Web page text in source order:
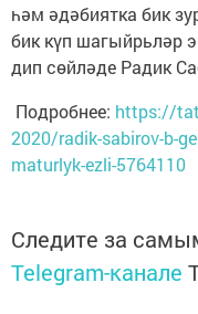
һәм әдәбиятка бик
бик күп шагыйрьләр
дип сөйләде Радик
Подробнее: https://
2020/radik-sabirov-b-
maturlyk-ezli-5764110
Следите за
Telegram-канале